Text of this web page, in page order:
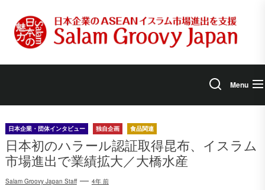
content
Menu
日本企業・団体インタビュー 独自企画 食品関連
日本初のハラール認証取得昆布、イスラム
市場進出で業績拡大／大橋水産
Salam Groovy Japan Staff 4年 前